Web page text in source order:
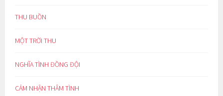
THU BUỒN
MỘT TRỜI THU
NGHĨA TÌNH ĐỒNG ĐỘI
CẢM NHẬN THÂM TÌNH